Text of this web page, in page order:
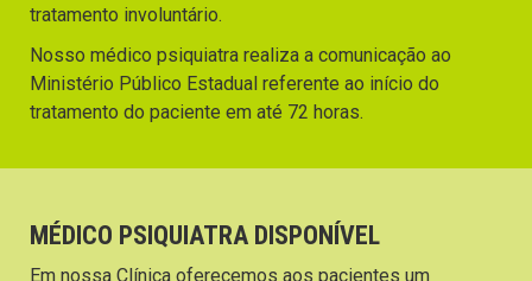
tratamento involuntário.
Nosso médico psiquiatra realiza a comunicação ao
Ministério Público Estadual referente ao início do
tratamento do paciente em até 72 horas.
MÉDICO PSIQUIATRA DISPONÍVEL
Em nossa Clínica oferecemos aos pacientes um